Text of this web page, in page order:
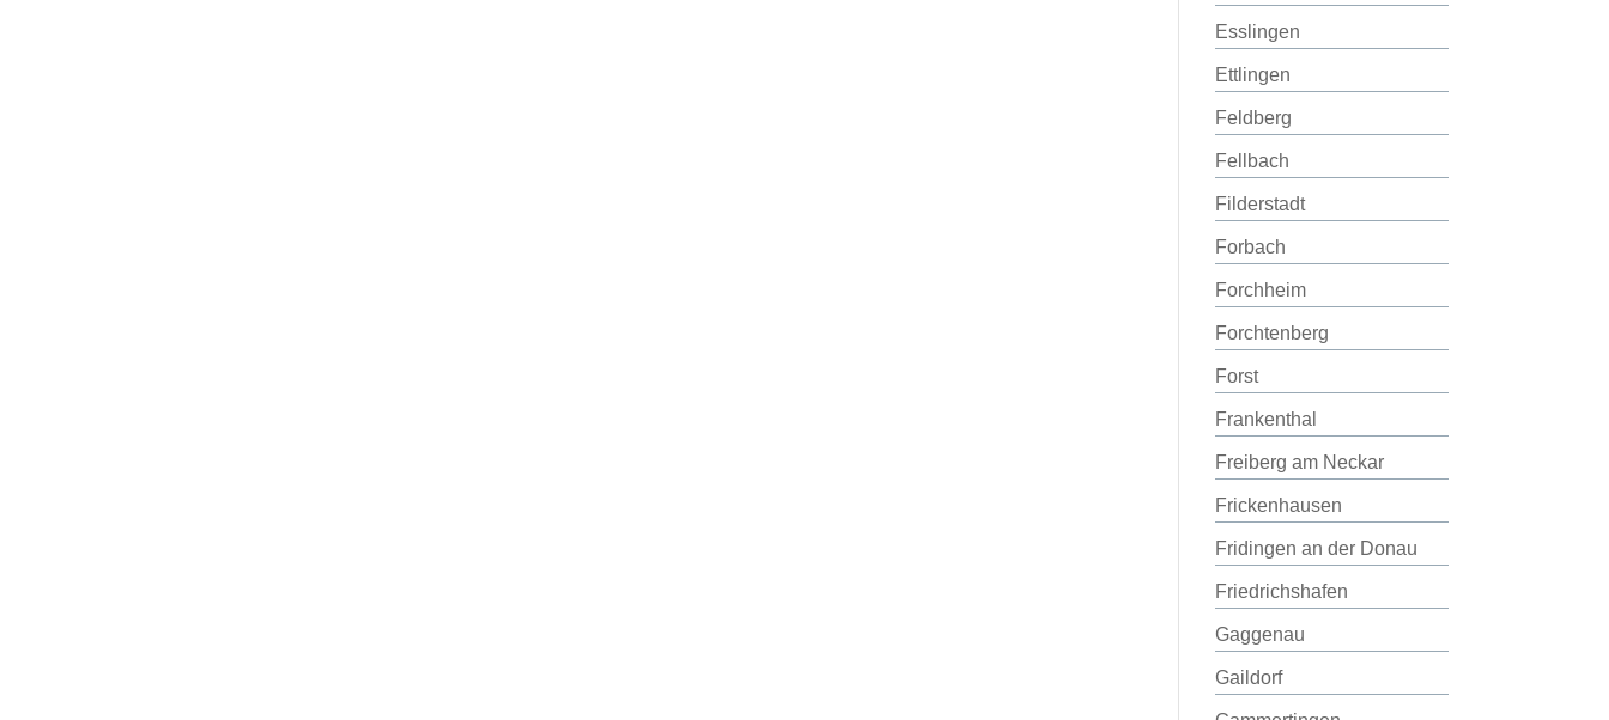
Esslingen
Ettlingen
Feldberg
Fellbach
Filderstadt
Forbach
Forchheim
Forchtenberg
Forst
Frankenthal
Freiberg am Neckar
Frickenhausen
Fridingen an der Donau
Friedrichshafen
Gaggenau
Gaildorf